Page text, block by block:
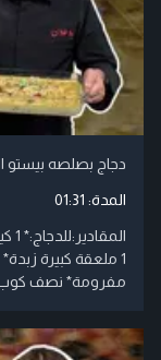
دجاج بصلصه بيستو
المدة: 01:31
مفرومة* نصف كوب